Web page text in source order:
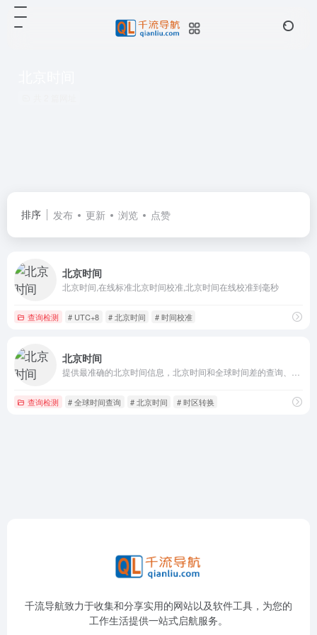
排序 发布 更新 浏览 点赞
北京时间
北京时间,在线标准北京时间校准,北京时间在线校准到毫秒
查询检测 # UTC+8 # 北京时间 # 时间校准
北京时间
查询检测 # 全球时间查询 # 北京时间 # 时区转换
千流导航致力于收集和分享实用的网站以及软件工具，为您的
工作生活提供一站式启航服务。